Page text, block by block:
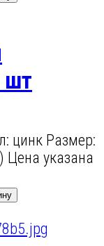
шт
цинк Размер:
указана